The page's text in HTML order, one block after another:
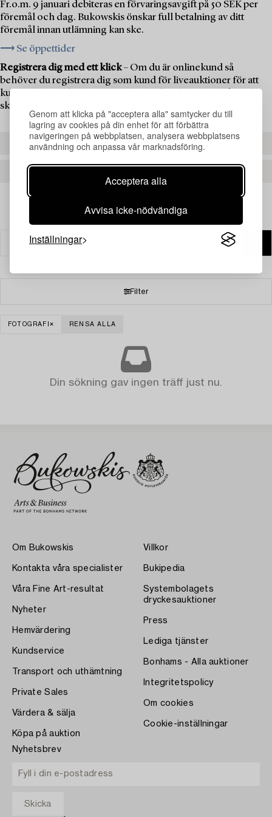
Genom att klicka på "acceptera alla" samtycker du till
lagring av cookies på din enhet för att förbättra
navigeringen på webbplatsen, analysera webbplatsens
användning och anpassa vår marknadsföring.
Acceptera alla
Avvisa icke-nödvändiga
Inställningar
Fr.o.m. 9 januari debiteras en förvaringsavgift på 50 SEK per
föremål och dag. Bukowskis önskar full betalning av ditt
föremål innan utlämning kan ske.
⟶ Se öppettider
Registrera dig med ett klick– Om du är onlinekund så
behöver du registrera dig som kund för liveauktioner för att
kunna delta i auktionen. Om du är ny kund hos oss måste du
skapa ett kundkonto först.
REGISTRERA DIG
Filter
FOTOGRAFI RENSA ALLA
Din sökning gav ingen träff just nu.
Om Bukowskis
Kontakta våra specialister
Våra Fine Art-resultat
Nyheter
Hemvärdering
Kundservice
Transport och uthämtning
Private Sales
Värdera & sälja
Köpa på auktion
Villkor
Bukipedia
Systembolagets
dryckesauktioner
Press
Lediga tjänster
Bonhams - Alla auktioner
Integritetspolicy
Om cookies
Cookie-inställningar
Nyhetsbrev